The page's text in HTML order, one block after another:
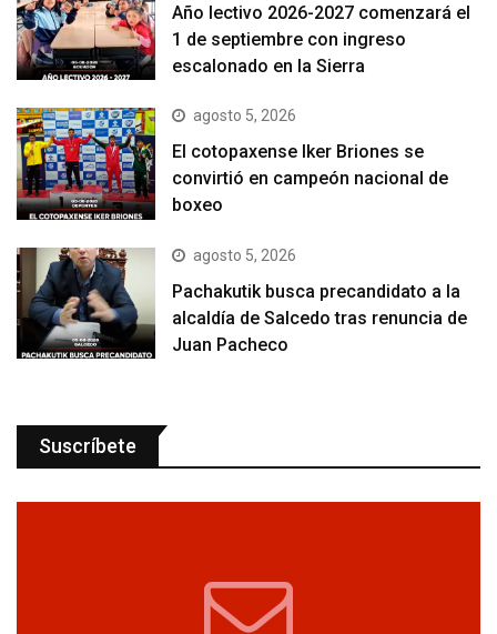
Año lectivo 2026-2027 comenzará el
1 de septiembre con ingreso
escalonado en la Sierra
agosto 5, 2026
El cotopaxense Iker Briones se
convirtió en campeón nacional de
boxeo
agosto 5, 2026
Pachakutik busca precandidato a la
alcaldía de Salcedo tras renuncia de
Juan Pacheco
Suscríbete